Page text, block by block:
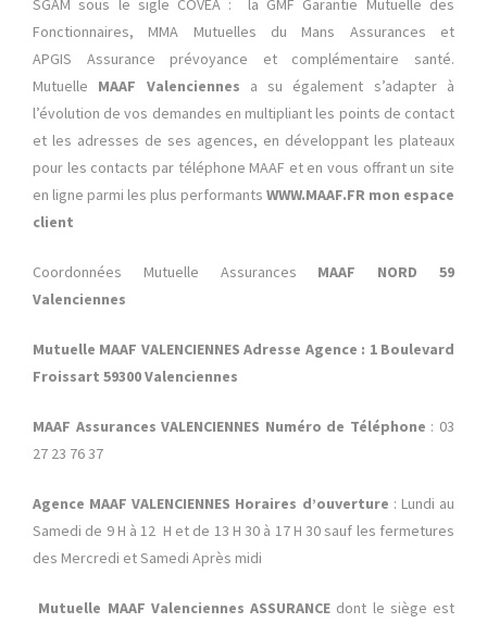
SGAM sous le sigle COVEA : la GMF Garantie Mutuelle des
Fonctionnaires, MMA
Mutuelles du Mans Assurances et
APGIS Assurance prévoyance et complémentaire santé.
Mutuelle MAAF Valenciennes a su également s’adapter à
l’évolution de vos demandes en multipliant les points de contact
et les adresses de ses agences, en développant les plateaux
pour les contacts par téléphone MAAF et en vous offrant un site
en ligne parmi les plus performants WWW.MAAF.FR mon espace
client
Coordonnées Mutuelle Assurances MAAF NORD 59
Valenciennes
Mutuelle MAAF VALENCIENNES Adresse Agence : 1 Boulevard
Froissart 59300 Valenciennes
MAAF Assurances VALENCIENNES Numéro de Téléphone : 03
27 23 76 37
Agence MAAF VALENCIENNES Horaires d’ouverture : Lundi au
Samedi de 9 H à 12 H et de 13 H 30 à 17 H 30 sauf les fermetures
des Mercredi et Samedi Après midi
Mutuelle MAAF Valenciennes ASSURANCE dont le siège est